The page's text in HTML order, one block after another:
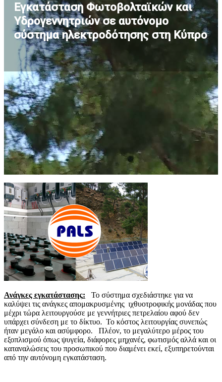
Εγκατάσταση Φωτοβολταϊκών και
Υδρογεννητριών σε αυτόνομο
σύστημα ηλεκτροδότησης στη Κύπρο
Ανάγκες εγκατάστασης: Το σύστημα σχεδιάστηκε για να
καλύψει τις ανάγκες απομακρυσμένης ιχθυοτροφικής μονάδας που
μέχρι τώρα λειτουργούσε με γεννήτριες πετρελαίου αφού δεν
υπάρχει σύνδεση με το δίκτυο. Το κόστος λειτουργίας συνεπώς
ήταν μεγάλο και ασύμφορο. Πλέον, το μεγαλύτερο μέρος του
εξοπλισμού όπως ψυγεία, διάφορες μηχανές, φωτισμός αλλά και οι
καταναλώσεις του προσωπικού που διαμένει εκεί, εξυπηρετούνται
από την αυτόνομη εγκατάσταση.